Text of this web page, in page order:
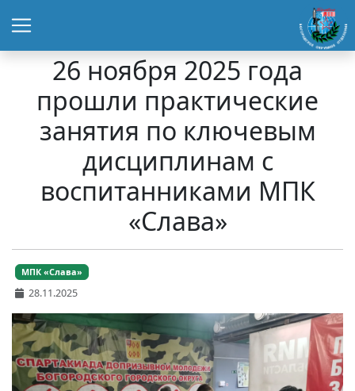
26 ноября 2025 года
прошли практические
занятия по ключевым
дисциплинам с
воспитанниками МПК
«Слава»
МПК «Слава»
28.11.2025